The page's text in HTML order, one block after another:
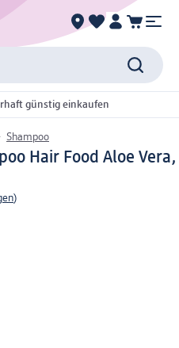
günstig einkaufen
Shampoo
Hair Food Aloe Vera,
)